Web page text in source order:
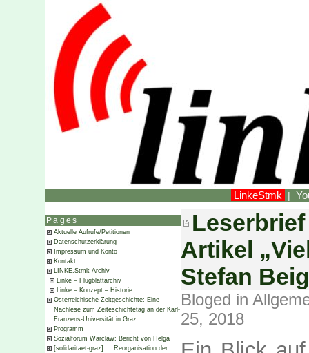
LinkeStmk |
Pages
Aktuelle Aufrufe/Petitionen
Datenschutzerklärung
Impressum und Konto
Kontakt
LINKE.Stmk-Archiv
Linke – Flugblattarchiv
Linke – Konzept – Historie
Österreichische Zeitgeschichte: Eine
Nachlese zum Zeiteschichtetag an der Karl-
Franzens-Universität in Graz
Programm
Sozialforum Warclaw: Bericht von Helga
[solidaritaet-graz] … Reorganisation der
Artikel
Stefan
Bloged in
25, 2018